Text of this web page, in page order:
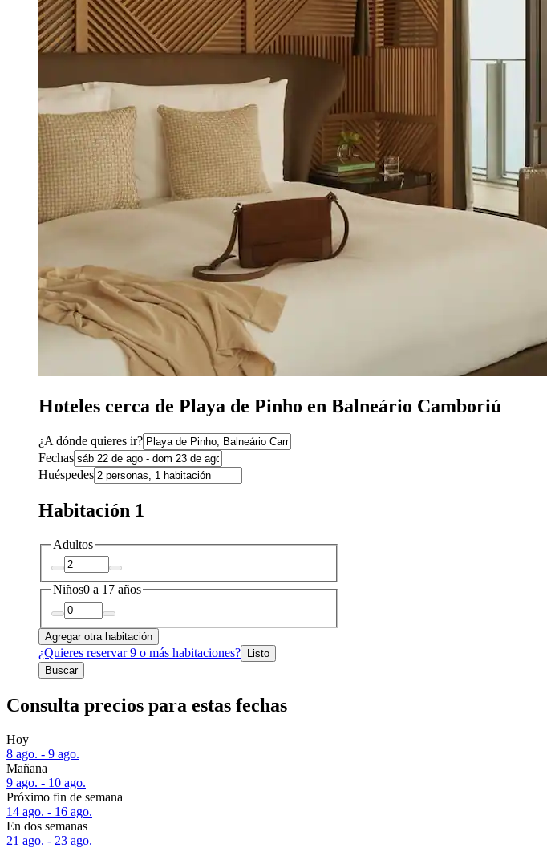
Hoteles cerca de Playa de Pinho en Balneário Camboriú
¿A dónde quieres ir?
Fechas
Huéspedes
Habitación 1
Adultos
Niños0 a 17 años
Agregar otra habitación
¿Quieres reservar 9 o más habitaciones? Listo
Buscar
Consulta precios para estas fechas
Hoy
8 ago. - 9 ago.
Mañana
9 ago. - 10 ago.
Próximo fin de semana
14 ago. - 16 ago.
En dos semanas
21 ago. - 23 ago.